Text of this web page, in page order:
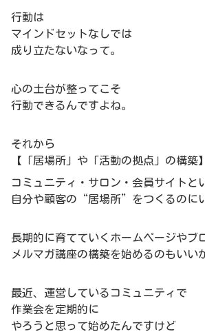
行動は
マインドセットなしでは
成り立たないなって。
心の土台が整ってこそ
行動できるんですよね。
それから
【「居場所」や「活動の拠点」の構築】
コミュニティ・サロン・会員サイトと
自分や顧客の“居場所”をつくるのに
長期的に育てていくホームページやブ
メルマガ講座の構築を始めるのもいい
最近、運営しているコミュニティで
作業会を定期的に
やろうと思って始めたんですけど